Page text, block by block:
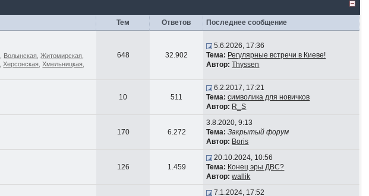
Тем Ответов
Последнее сообщение
Волынская ,Житомирская
,Херсонская ,Хмельницкая
648 32.902
5.6.2026, 17:36
Тема: Регулярные встречи в Киеве!
Автор: Thyssen
10 511
6.2.2017, 17:21
Тема: символика для новичков
Автор: R_S
170 6.272
3.8.2020, 9:13
Тема: Закрытый форум
Автор: Boris
126 1.459
20.10.2024, 10:56
Тема: Конец эры ДВС?
Автор: wallik
7.1.2024, 17:52